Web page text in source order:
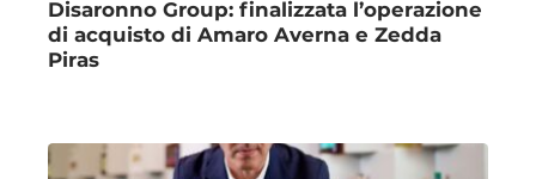
Disaronno Group: finalizzata l’operazione
di acquisto di Amaro Averna e Zedda
Piras